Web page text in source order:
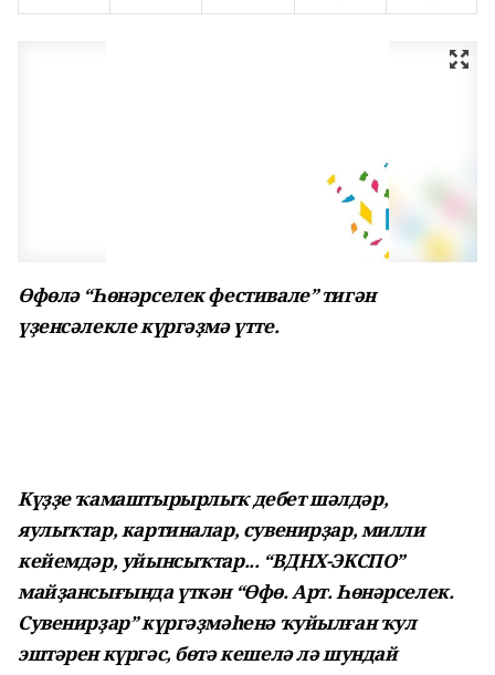
Өфөлә “Һөнәрселек фестивале” тигән
үҙенсәлекле күргәҙмә үтте.
Күҙҙе ҡамаштырырлыҡ дебет шәлдәр,
яулыҡтар, картиналар, сувенирҙар, милли
кейемдәр, уйынсыҡтар... “ВДНХ-ЭКСПО”
майҙансығында үткән “Өфө. Арт. Һөнәрселек.
Сувенирҙар” күргәҙмәһенә ҡуйылған ҡул
эштәрен күргәс, бөтә кешелә лә шундай